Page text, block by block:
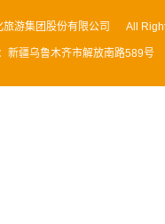
旅游集团股份有限公司 All
新疆乌鲁木齐市解放南路589号